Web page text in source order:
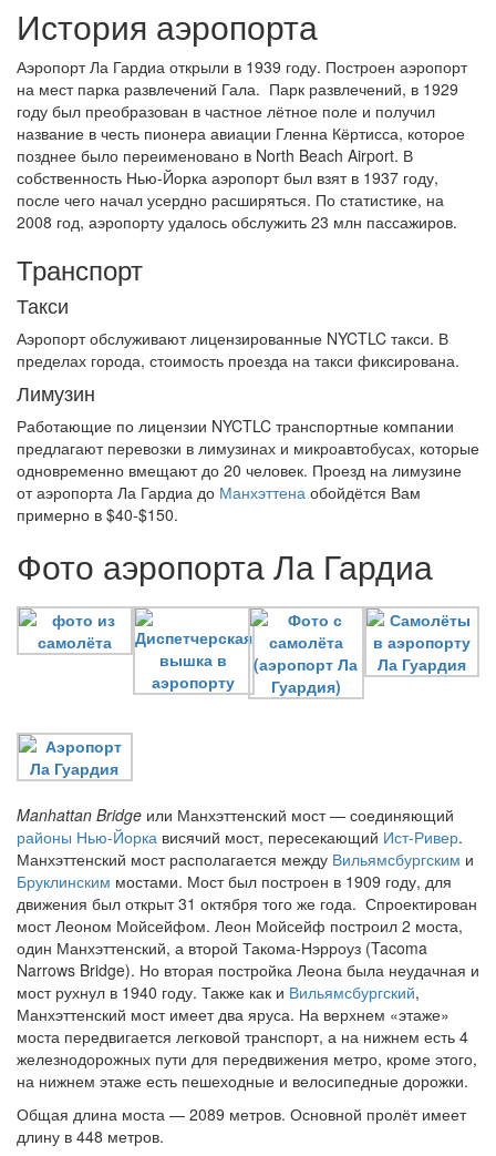
История аэропорта
Аэропорт Ла Гардиа открыли в 1939 году. Построен аэропорт
на мест парка развлечений Гала. Парк развлечений, в 1929
году был преобразован в частное лётное поле и получил
название в честь пионера авиации Гленна Кёртисса, которое
позднее было переименовано в North Beach Airport. В
собственность Нью-Йорка аэропорт был взят в 1937 году,
после чего начал усердно расширяться. По статистике, на
2008 год, аэропорту удалось обслужить 23 млн пассажиров.
Транспорт
Такси
Аэропорт обслуживают лицензированные NYCTLC такси. В
пределах города, стоимость проезда на такси фиксирована.
Лимузин
Работающие по лицензии NYCTLC транспортные компании
предлагают перевозки в лимузинах и микроавтобусах, которые
одновременно вмещают до 20 человек. Проезд на лимузине
от аэропорта Ла Гардиа до Манхэттена обойдётся Вам
примерно в $40-$150.
Фото аэропорта Ла Гардиа
Manhattan Bridge или Манхэттенский мост — соединяющий
районы Нью-Йорка висячий мост, пересекающий Ист-Ривер.
Манхэттенский мост располагается между Вильямсбургским и
Бруклинским мостами. Мост был построен в 1909 году, для
движения был открыт 31 октября того же года. Спроектирован
мост Леоном Мойсейфом. Леон Мойсейф построил 2 моста,
один Манхэттенский, а второй Такома-Нэрроуз (Tacoma
Narrows Bridge). Но вторая постройка Леона была неудачная и
мост рухнул в 1940 году. Также как и Вильямсбургский,
Манхэттенский мост имеет два яруса. На верхнем «этаже»
моста передвигается легковой транспорт, а на нижнем есть 4
железнодорожных пути для передвижения метро, кроме этого,
на нижнем этаже есть пешеходные и велосипедные дорожки.
Общая длина моста — 2089 метров. Основной пролёт имеет
длину в 448 метров.